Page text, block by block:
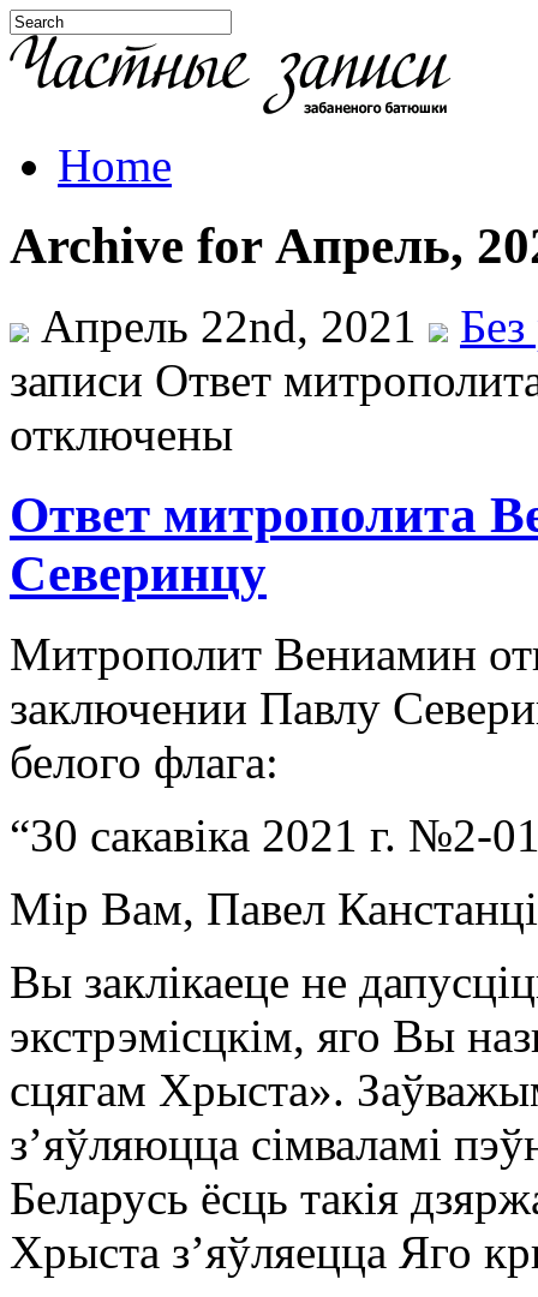
Home
Archive for Апрель,
Апрель 22nd, 2021
записи Ответ
отключены
Ответ митрополита
Северинцу
Митрополит Вениамин
заключении Павлу
белого флага:
“30 сакавіка 2021 г. №2-
Мір Вам, Павел
Вы заклікаеце не
экстрэмісцкім, яго Вы
сцягам Хрыста».
з’яўляюцца сімваламі
Беларусь ёсць такія
Хрыста з’яўляецца Яго